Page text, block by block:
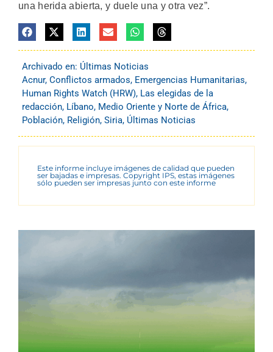
una herida abierta, y duele una y otra vez”.
Archivado en: Últimas Noticias
Acnur, Conflictos armados, Emergencias Humanitarias,
Human Rights Watch (HRW), Las elegidas de la
redacción, Líbano, Medio Oriente y Norte de África,
Población, Religión, Siria, Últimas Noticias
Este informe incluye imágenes de calidad que pueden
ser bajadas e impresas. Copyright IPS, estas imágenes
sólo pueden ser impresas junto con este informe